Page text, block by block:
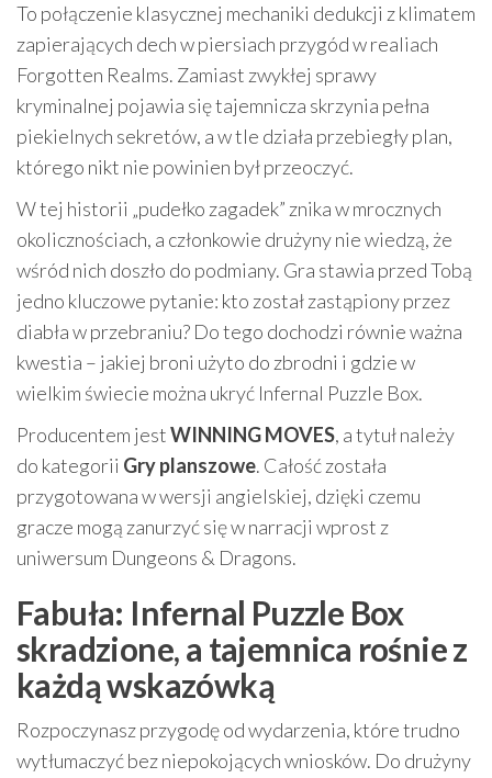
To połączenie klasycznej mechaniki dedukcji z klimatem
zapierających dech w piersiach przygód w realiach
Forgotten Realms. Zamiast zwykłej sprawy
kryminalnej pojawia się tajemnicza skrzynia pełna
piekielnych sekretów, a w tle działa przebiegły plan,
którego nikt nie powinien był przeoczyć.
W tej historii „pudełko zagadek” znika w mrocznych
okolicznościach, a członkowie drużyny nie wiedzą, że
wśród nich doszło do podmiany. Gra stawia przed Tobą
jedno kluczowe pytanie: kto został zastąpiony przez
diabła w przebraniu? Do tego dochodzi równie ważna
kwestia – jakiej broni użyto do zbrodni i gdzie w
wielkim świecie można ukryć Infernal Puzzle Box.
Producentem jestWINNING MOVES, a tytuł należy
do kategorii Gry planszowe. Całość została
przygotowana w wersji angielskiej, dzięki czemu
gracze mogą zanurzyć się w narracji wprost z
uniwersum Dungeons & Dragons.
Fabuła: Infernal Puzzle Box
skradzione, a tajemnica rośnie z
każdą wskazówką
Rozpoczynasz przygodę od wydarzenia, które trudno
wytłumaczyć bez niepokojących wniosków. Do drużyny